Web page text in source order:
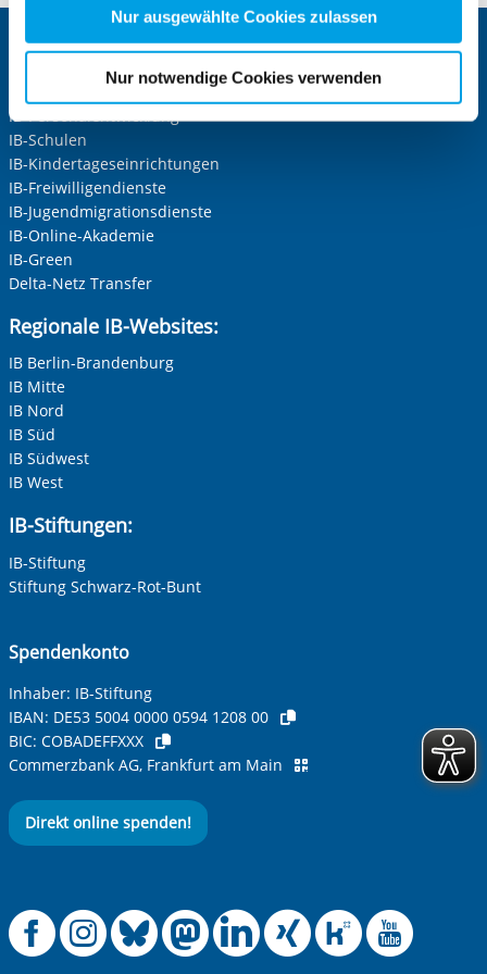
Zwecke entscheiden und Ihre erteilte Einwilligung stets
für die Zukunft widerrufen. Bitte beachten Sie: Ihre
Cookies, die erforderlich zur Bereitstellung der von Ihnen
aufgerufenen und somit gewünschten Website-
Funktionen sind. Diese Cookies setzen wir aufgrund
berechtigter Interessen und daher unabhängig von einer
Einwilligung.
Nur ausgewählte Cookies zulassen
Nur notwendige Cookies verwenden
Zentrale IB-Websites:
Die Internationale Arbeit des IB
IB-Personalentwicklung
IB-Schulen
IB-Kindertageseinrichtungen
IB-Freiwilligendienste
IB-Jugendmigrationsdienste
IB-Online-Akademie
IB-Green
Delta-Netz Transfer
Regionale IB-Websites:
IB Berlin-Brandenburg
IB Mitte
IB Nord
IB Süd
IB Südwest
IB West
IB-Stiftungen:
IB-Stiftung
Stiftung Schwarz-Rot-Bunt
Spendenkonto
Inhaber: IB-Stiftung
IBAN: DE53 5004 0000 0594 1208 00
BIC: COBADEFFXXX
Commerzbank AG, Frankfurt am Main
Direkt online spenden!
Offizielle
Offizielle
Offizielle
Offizielle
Offizielle